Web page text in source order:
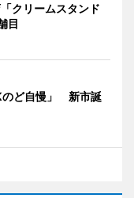
クリームスタンド
目
のど自慢」 新市誕